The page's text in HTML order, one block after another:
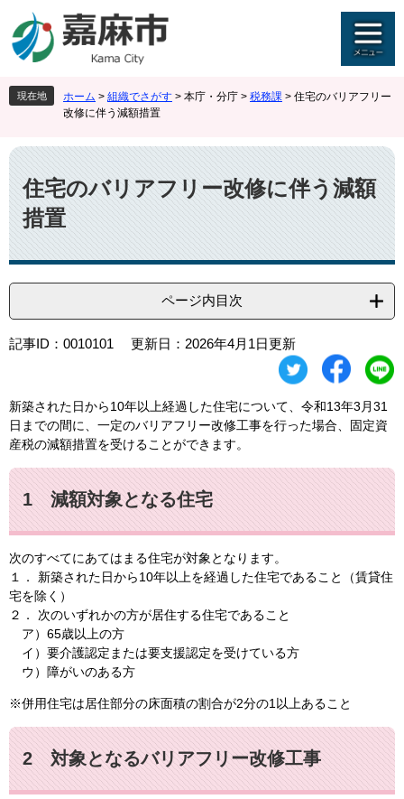
ジ
先
頭
。
ュ
を
飛
て
本
文
へ
現在地 ホーム > 組織でさがす > 本庁・分庁 > 税務課 > 住宅のバリアフリー
改修に伴う減額措置
本
文
住宅のバリアフリー改修に伴う減額
措置
ページ内目次
記事ID：0010101 更新日：2026年4月1日更新
新築された日から10年以上経過した住宅について、令和13年3月31
日までの間に、一定のバリアフリー改修工事を行った場合、固定資
産税の減額措置を受けることができます。
1 減額対象となる住宅
次のすべてにあてはまる住宅が対象となります。
１． 新築された日から10年以上を経過した住宅であること（賃貸住
宅を除く）
２． 次のいずれかの方が居住する住宅であること
ア）65歳以上の方
イ）要介護認定または要支援認定を受けている方
ウ）障がいのある方
※併用住宅は居住部分の床面積の割合が2分の1以上あること
2 対象となるバリアフリー改修工事